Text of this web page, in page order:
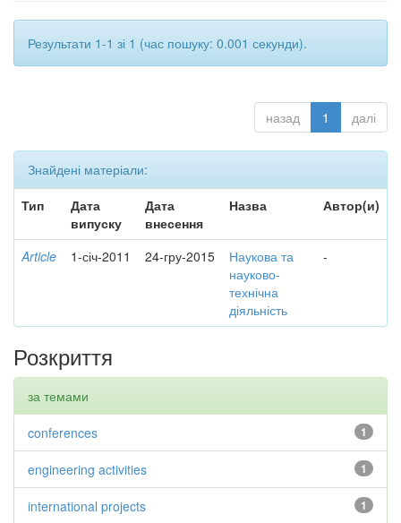
Результати 1-1 зі 1 (час пошуку: 0.001 секунди).
назад 1 далі
Знайдені матеріали:
Тип
Дата
випуску
Дата
внесення
Назва Автор(и)
Article 1-січ-2011 24-гру-2015
Наукова та
науково-
технічна
діяльність
-
Розкриття
за темами
1
conferences
1
engineering activities
1
international projects